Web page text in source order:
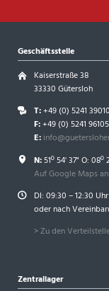
Geschäftsstelle
Kaiserstraße 38
33330 Gütersloh
T:+49 (0) 5241 39010
F:+49 (0) 5241
E:
N:51º 54' 37" O: 08º
Auf Google Maps
DI: 09:30 – 12:30 Uhr
oder nach
> Zu den
Zentrallager